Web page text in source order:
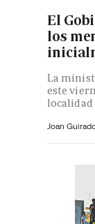
El
los
La
este
localidad
Joan